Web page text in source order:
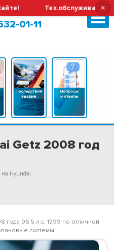
Тех.обслуживание и×
город?)
01-11
Getz 2008 год
на Hyundai.
года 96.5 л.с. 1399 по отличной
системы